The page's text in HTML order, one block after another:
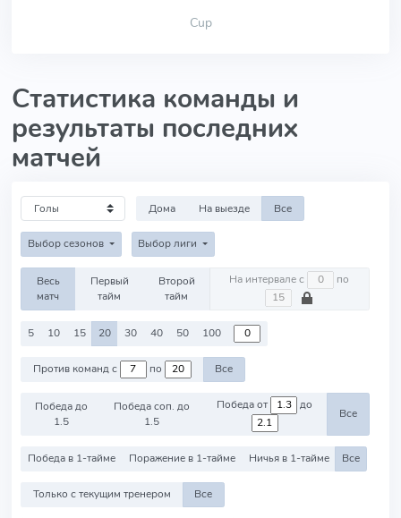
Cup
Статистика команды и
результаты последних
матчей
Дома На выезде Все
Выбор сезонов Выбор лиги
Весь
матч
Первый
тайм
Второй
тайм
На интервале с по
5 10 15 20 30 40 50 100
Против команд с по Все
Победа до
1.5
Победа соп. до
1.5
Победа от до
Все
Победа в 1-тайме Поражение в 1-тайме Ничья в 1-тайме Все
Только с текущим тренером Все